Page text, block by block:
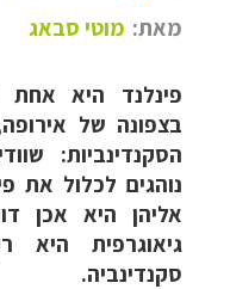
מאת: מוטי סבאג
פינלנד היא אחת
בצפונה של
הסקנדינביות:
נוהגים לכלול את
אליהן היא אכן
גיאוגרפית
סקנדינביה.